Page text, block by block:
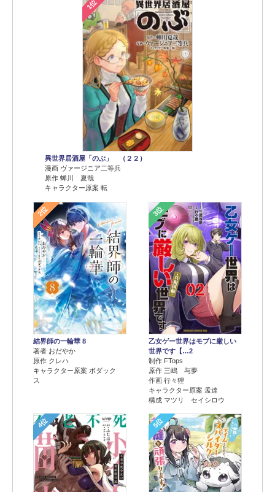
1位
異世界居酒屋「のぶ」 （２２）
漫画 ヴァージニア二等兵
原作 蝉川 夏哉
キャラクター原案 転
2位
結界師の一輪華 8
著者 おだやか
原作 クレハ
キャラクター原案 ボダック
ス
3位
乙女ゲー世界はモブに厳しい
世界です【…2
制作 FTops
原作 三嶋 与夢
作画 行々狸
キャラクター原案 孟達
構成 マツリ セイシロウ
4位 5位